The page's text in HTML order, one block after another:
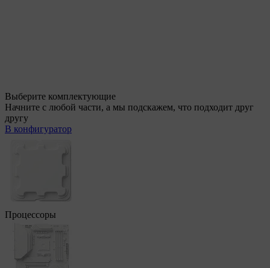
Выберите комплектующие
Начните с любой части, а мы подскажем, что подходит друг
другу
В конфигуратор
Процессоры